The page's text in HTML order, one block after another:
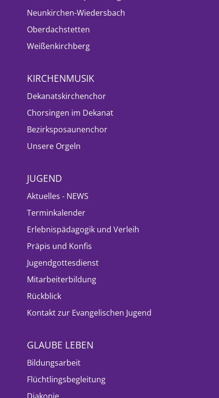
Neunkirchen-Wiedersbach
Oberdachstetten
Weißenkirchberg
KIRCHENMUSIK
Dekanatskirchenchor
Chorsingen im Dekanat
Bezirksposaunenchor
Unsere Orgeln
JUGEND
Aktuelles - NEWS
Terminkalender
Erlebnispädagogik und Verleih
Präpis und Konfis
Jugendgottesdienst
Mitarbeiterbildung
Rückblick
Kontakt zur Evangelischen Jugend
GLAUBE LEBEN
Bildungsarbeit
Flüchtlingsbegleitung